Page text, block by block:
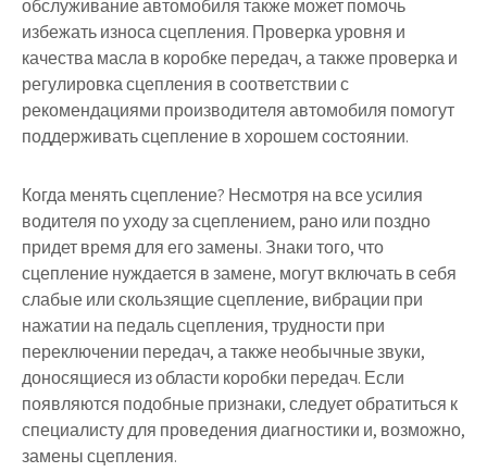
обслуживание автомобиля также может помочь
избежать износа сцепления. Проверка уровня и
качества масла в коробке передач, а также проверка и
регулировка сцепления в соответствии с
рекомендациями производителя автомобиля помогут
поддерживать сцепление в хорошем состоянии.
Когда менять сцепление? Несмотря на все усилия
водителя по уходу за сцеплением, рано или поздно
придет время для его замены. Знаки того, что
сцепление нуждается в замене, могут включать в себя
слабые или скользящие сцепление, вибрации при
нажатии на педаль сцепления, трудности при
переключении передач, а также необычные звуки,
доносящиеся из области коробки передач. Если
появляются подобные признаки, следует обратиться к
специалисту для проведения диагностики и, возможно,
замены сцепления.